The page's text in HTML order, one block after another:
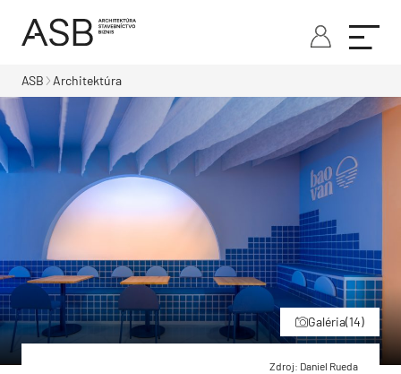
ASB Architektúra
Galéria(14)
Zdroj: Daniel Rueda